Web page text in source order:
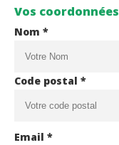
Vos coordonnées
Nom *
Code postal *
Email *